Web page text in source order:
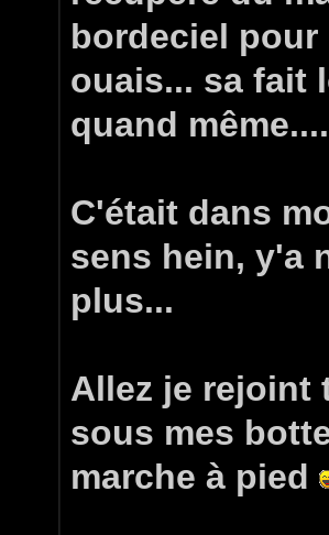
bordeciel
ouais... sa fait
quand
C'était dans
sens hein, y'a
plus...
Allez je rejoint
sous mes
marche à pied